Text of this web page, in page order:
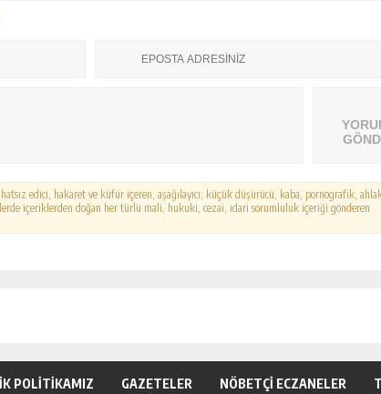
edici, hakaret ve küfür içeren, aşağılayıcı, küçük düşürücü, kaba, pornografik,
içeriklerden doğan her türlü mali, hukuki, cezai, idari sorumluluk içeriği gönderen
POLİTİKAMIZ GAZETELER NÖBETÇİ ECZANELER